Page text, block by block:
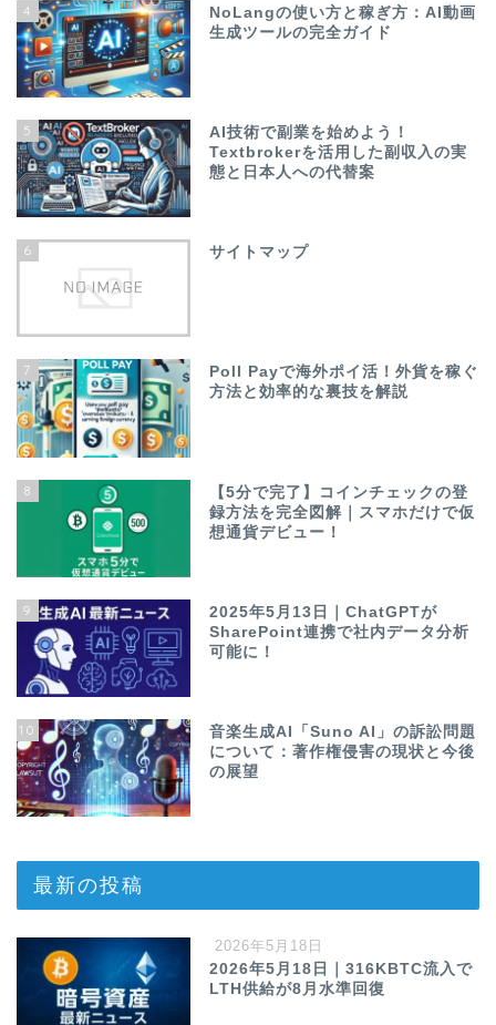
4
NoLangの使い方と稼ぎ方：AI動画
生成ツールの完全ガイド
5
AI技術で副業を始めよう！
Textbrokerを活用した副収入の実
態と日本人への代替案
6 サイトマップ
7
Poll Payで海外ポイ活！外貨を稼ぐ
方法と効率的な裏技を解説
8
【5分で完了】コインチェックの登
録方法を完全図解｜スマホだけで仮
想通貨デビュー！
9
2025年5月13日｜ChatGPTが
SharePoint連携で社内データ分析
可能に！
10
音楽生成AI「Suno AI」の訴訟問題
について：著作権侵害の現状と今後
の展望
最新の投稿
2026年5月18日
2026年5月18日｜316KBTC流入で
LTH供給が8月水準回復